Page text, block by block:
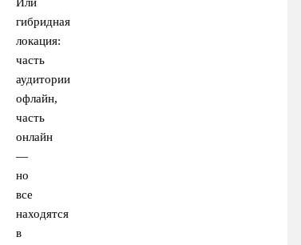
гибридная
локация:
часть
аудитории
офлайн,
часть
онлайн
—
но
все
находятся
в